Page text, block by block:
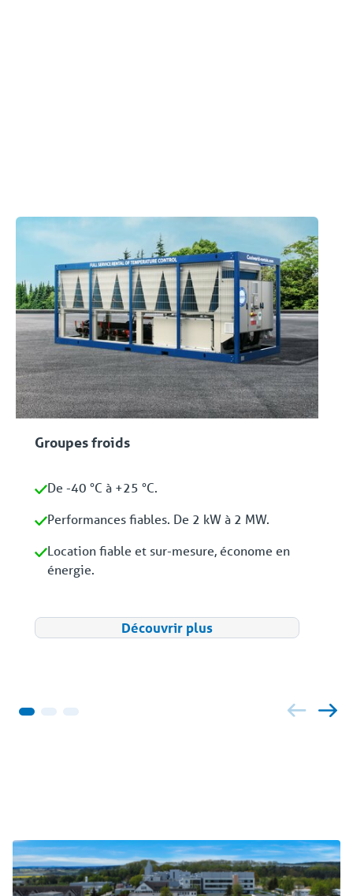
Groupes froids
De -40 °C à +25 °C.
Performances fiables. De 2 kW à 2 MW.
Location fiable et sur-mesure, économe en
énergie.
Découvrir plus